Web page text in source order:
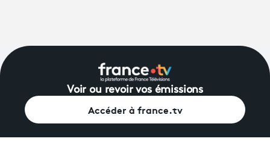
Voir ou revoir vos émissions
Accéder à france.tv